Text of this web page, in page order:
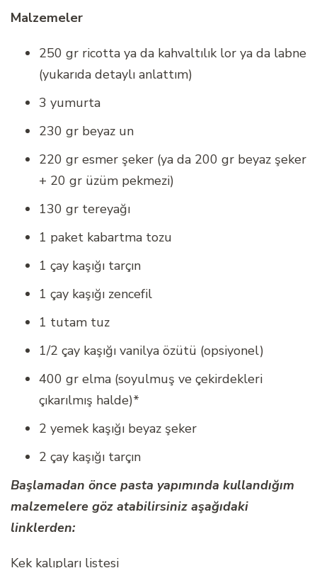
Malzemeler
250 gr ricotta ya da kahvaltılık lor ya da labne
(yukarıda detaylı anlattım)
3 yumurta
230 gr beyaz un
220 gr esmer şeker (ya da 200 gr beyaz şeker
+ 20 gr üzüm pekmezi)
130 gr tereyağı
1 paket kabartma tozu
1 çay kaşığı tarçın
1 çay kaşığı zencefil
1 tutam tuz
1/2 çay kaşığı vanilya özütü (opsiyonel)
400 gr elma (soyulmuş ve çekirdekleri
çıkarılmış halde)*
2 yemek kaşığı beyaz şeker
2 çay kaşığı tarçın
Başlamadan önce pasta yapımında kullandığım
malzemelere göz atabilirsiniz aşağıdaki
linklerden:
Kek kalıpları listesi